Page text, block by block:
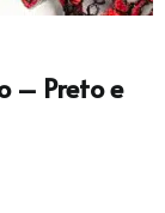
– Preto e